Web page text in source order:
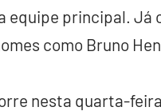
equipe principal. Já
como Bruno
nesta quarta-